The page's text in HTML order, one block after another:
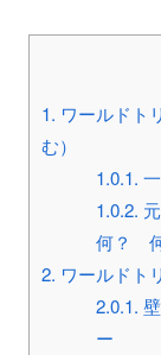
1. ワールドト
む）
1.0.1.
1.0.2.
何？
2. ワールドト
2.0.1.
ー